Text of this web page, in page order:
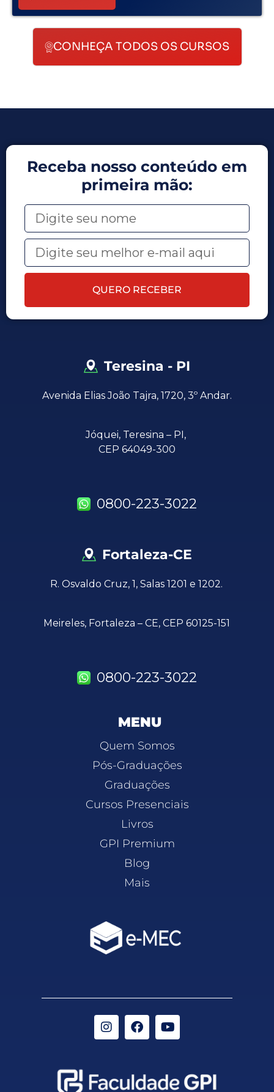
CONHEÇA TODOS OS CURSOS
Receba nosso conteúdo em
primeira mão:
QUERO RECEBER
Teresina - PI
Avenida Elias João Tajra, 1720, 3º Andar.
Jóquei, Teresina – PI,
CEP 64049-300
0800-223-3022
Fortaleza-CE
R. Osvaldo Cruz, 1, Salas 1201 e 1202.
Meireles, Fortaleza – CE, CEP 60125-151
0800-223-3022
MENU
Quem Somos
Pós-Graduações
Graduações
Cursos Presenciais
Livros
GPI Premium
Blog
Mais